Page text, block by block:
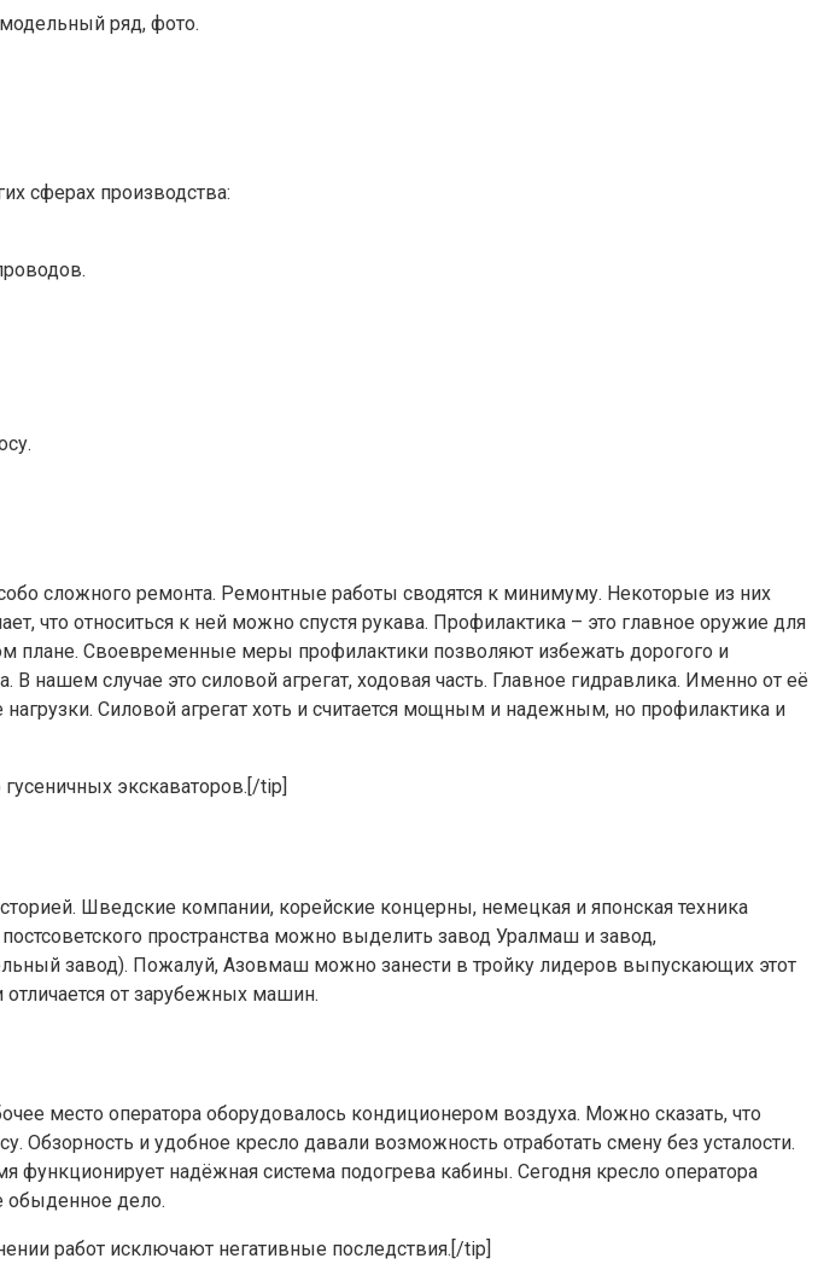
ряд, фото.
сферах производства:
сложного ремонта. Ремонтные работы сводятся к минимуму. Некоторые из них
что относиться к ней можно спустя рукава. Профилактика – это главное оружие для
плане. Своевременные меры профилактики позволяют избежать дорогого и
случае это силовой агрегат, ходовая часть. Главное гидравлика. Именно от её
Силовой агрегат хоть и считается мощным и надежным, но профилактика и
экскаваторов.[/tip]
Шведские компании, корейские концерны, немецкая и японская техника
пространства можно выделить завод Уралмаш и завод,
завод). Пожалуй, Азовмаш можно занести в тройку лидеров выпускающих этот
отличается от зарубежных машин.
место оператора оборудовалось кондиционером воздуха. Можно сказать, что
и удобное кресло давали возможность отработать смену без усталости.
функционирует надёжная система подогрева кабины. Сегодня кресло оператора
обыденное дело.
работ исключают негативные последствия.[/tip]